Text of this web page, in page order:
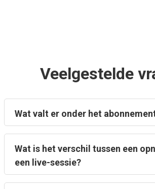
Veelgestelde
Wat valt er onder het
Wat is het verschil tussen een
een live-sessie?